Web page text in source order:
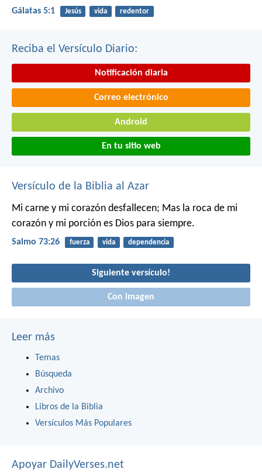
Gálatas 5:1 Jesús vida redentor
Reciba el Versículo Diario:
Notificación diaria
Correo electrónico
Android
En tu sitio web
Versículo de la Biblia al Azar
Mi carne y mi corazón desfallecen; Mas la roca de mi
corazón y mi porción es Dios para siempre.
Salmo 73:26 fuerza vida dependencia
Siguiente versículo!
Con imagen
Leer más
Temas
Búsqueda
Archivo
Libros de la Biblia
Versículos Más Populares
Apoyar DailyVerses.net